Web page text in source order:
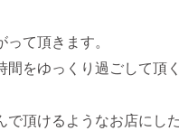
て頂きます。
間をゆっくり過ごして頂
頂けるようなお店にし